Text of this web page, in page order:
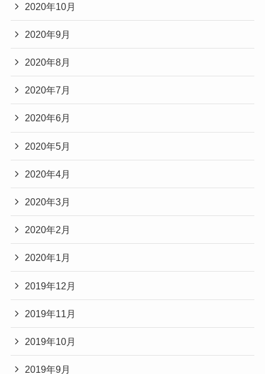
2020年10月
2020年9月
2020年8月
2020年7月
2020年6月
2020年5月
2020年4月
2020年3月
2020年2月
2020年1月
2019年12月
2019年11月
2019年10月
2019年9月